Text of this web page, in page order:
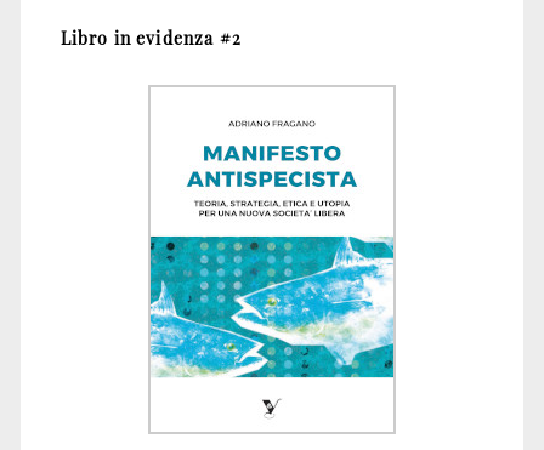
Libro in evidenza #2